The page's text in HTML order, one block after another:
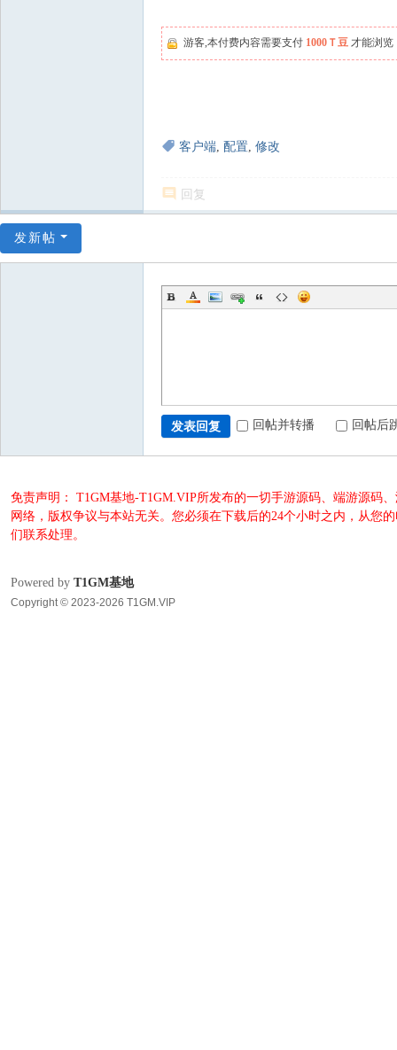
游客,本付费内容需要支付 1000Ｔ豆 才能浏览
客户端, 配置, 修改
回复
发新帖
发表回复 回帖并转播 回帖后
免责声明： T1GM基地-T1GM.VIP所发布的一切手游源码、端游源码
网络，版权争议与本站无关。您必须在下载后的24个小时之内，从您
们联系处理。
Powered by T1GM基地
Copyright © 2023-2026 T1GM.VIP